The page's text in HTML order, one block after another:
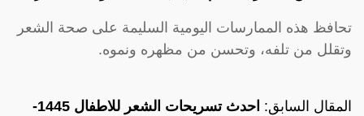
تحافظ هذه الممارسات اليومية السليمة على صحة الشعر
وتقلل من تلفه، وتحسن من مظهره ونموه.
المقال السابق: احدث تسريحات الشعر للاطفال 1445-